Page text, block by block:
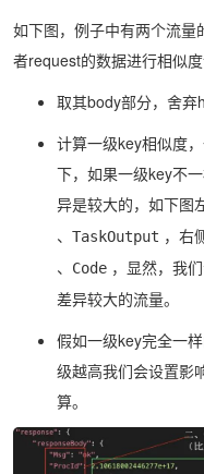
如下图，例子中有两个流
者request的数据进行相似
取其body部分，舍弃
计算一级key相似度
下，如果一级key不
异是较大的，如下图
、 TaskOutput ，右
、 Code ，显然，我
差异较大的流量。
假如一级key完全一
级越高我们会设置影
算。